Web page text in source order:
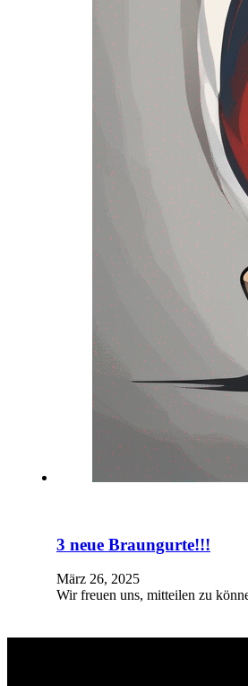
3 neue Braungurte!!!
März 26, 2025
Wir freuen uns, mitteilen zu